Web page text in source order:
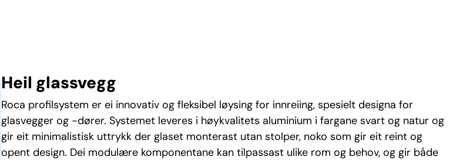
Heil glassvegg
Roca profilsystem er ei innovativ og fleksibel løysing for innreiing, spesielt designa for
glasvegger og -dører. Systemet leveres i høykvalitets aluminium i fargane svart og natur og
gir eit minimalistisk uttrykk der glaset monterast utan stolper, noko som gir eit reint og
opent design. Dei modulære komponentane kan tilpassast ulike rom og behov, og gir både